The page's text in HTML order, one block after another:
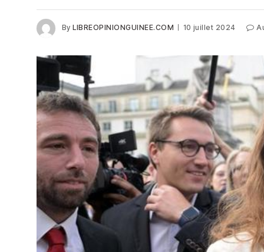
By LIBREOPINIONGUINEE.COM 10 juillet 2024